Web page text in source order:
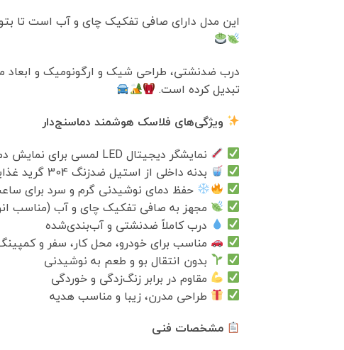
این مدل دارای صافی تفکیک چای و آب است تا
درب ضدنشتی، طراحی شیک و ارگونومیک و ابعاد
تبدیل کرده است.
ویژگی‌های فلاسک هوشمند دماسنج‌دار
نمایشگر دیجیتال LED لمسی برای نمایش دمای لحظه‌ای نوشیدنی
بدنه داخلی از استیل ضدزنگ 304 گرید غذایی
حفظ دمای نوشیدنی گرم و سرد برای
مجهز به صافی تفکیک چای و آب (مناسب
درب کاملاً ضدنشتی و آب‌بندی‌شده
مناسب برای خودرو، محل کار، سفر و
بدون انتقال بو و طعم به نوشیدنی
مقاوم در برابر زنگ‌زدگی و خوردگی
طراحی مدرن، زیبا و مناسب هدیه
مشخصات فنی